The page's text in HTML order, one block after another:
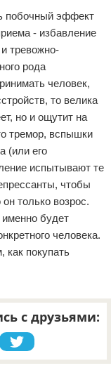
побочный эффект
- избавление
тревожно-
рода
человек,
то велика
но и ощутит на
тремор, вспышки
(или его
испытывают те
чтобы
только возрос.
именно будет
человека.
как покупать
с друзьями: